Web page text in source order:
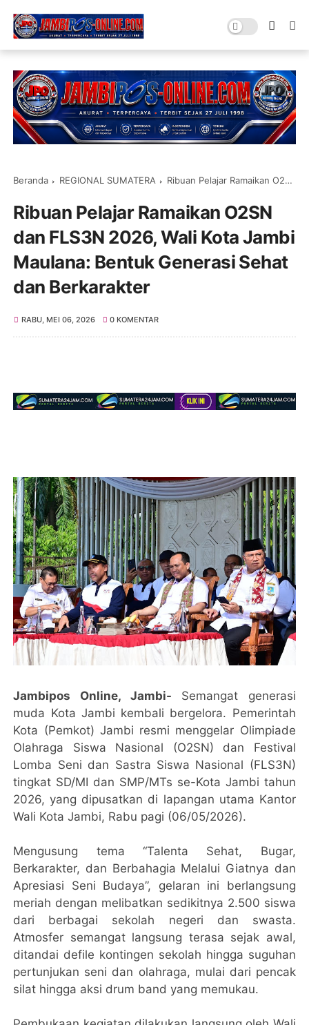
Beranda REGIONAL SUMATERA Ribuan Pelajar Ramaikan O2SN dan FLS3N 2026, Wali Kota Jambi Maulana: Bentuk Generasi Sehat dan Berkarakter
Ribuan Pelajar Ramaikan O2SN
dan FLS3N 2026, Wali Kota Jambi
Maulana: Bentuk Generasi Sehat
dan Berkarakter
RABU, MEI 06, 2026 0 KOMENTAR
Jambipos Online, Jambi- Semangat generasi
muda Kota Jambi kembali bergelora. Pemerintah
Kota (Pemkot) Jambi resmi menggelar Olimpiade
Olahraga Siswa Nasional (O2SN) dan Festival
Lomba Seni dan Sastra Siswa Nasional (FLS3N)
tingkat SD/MI dan SMP/MTs se-Kota Jambi tahun
2026, yang dipusatkan di lapangan utama Kantor
Wali Kota Jambi, Rabu pagi (06/05/2026).
Mengusung tema “Talenta Sehat, Bugar,
Berkarakter, dan Berbahagia Melalui Giatnya dan
Apresiasi Seni Budaya”, gelaran ini berlangsung
meriah dengan melibatkan sedikitnya 2.500 siswa
dari berbagai sekolah negeri dan swasta.
Atmosfer semangat langsung terasa sejak awal,
ditandai defile kontingen sekolah hingga suguhan
pertunjukan seni dan olahraga, mulai dari pencak
silat hingga aksi drum band yang memukau.